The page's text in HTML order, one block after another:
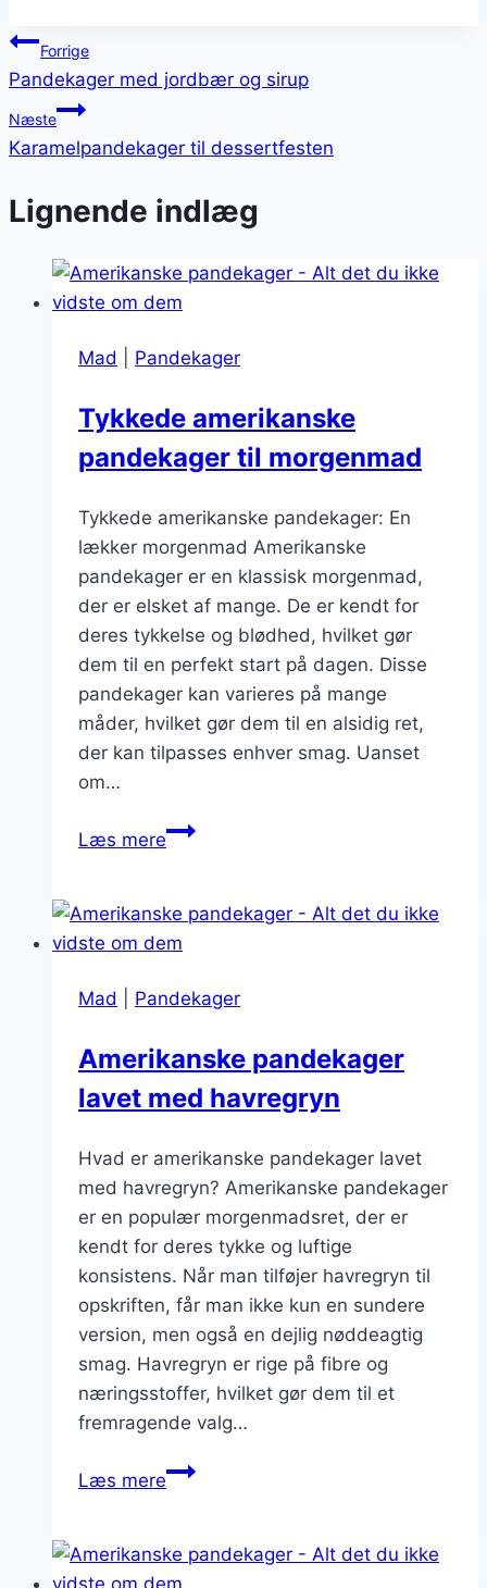
Indlægsnavigation
Forrige
Pandekager med jordbær og sirup
Næste
Karamelpandekager til dessertfesten
Lignende indlæg
Mad Pandekager
Tykkede amerikanske
pandekager til morgenmad
Tykkede amerikanske pandekager: En
lækker morgenmad Amerikanske
pandekager er en klassisk morgenmad,
der er elsket af mange. De er kendt for
deres tykkelse og blødhed, hvilket gør
dem til en perfekt start på dagen. Disse
pandekager kan varieres på mange
måder, hvilket gør dem til en alsidig ret,
der kan tilpasses enhver smag. Uanset
om…
Læs mereTykkede
til
morgenmad
Mad Pandekager
Amerikanske pandekager
lavet med havregryn
Hvad er amerikanske pandekager lavet
med havregryn? Amerikanske pandekager
er en populær morgenmadsret, der er
kendt for deres tykke og luftige
konsistens. Når man tilføjer havregryn til
opskriften, får man ikke kun en sundere
version, men også en dejlig nøddeagtig
smag. Havregryn er rige på fibre og
næringsstoffer, hvilket gør dem til et
fremragende valg…
Læs mereAmerikanske
med